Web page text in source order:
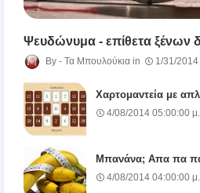
Ψευδώνυμα - επίθετα ξένων
Τα Μπουλούκια 1/31/
Χαρτομαντεία με
4/08/2014 05:00:00
Μπανάνα; Απα πα
4/08/2014 04:00:00